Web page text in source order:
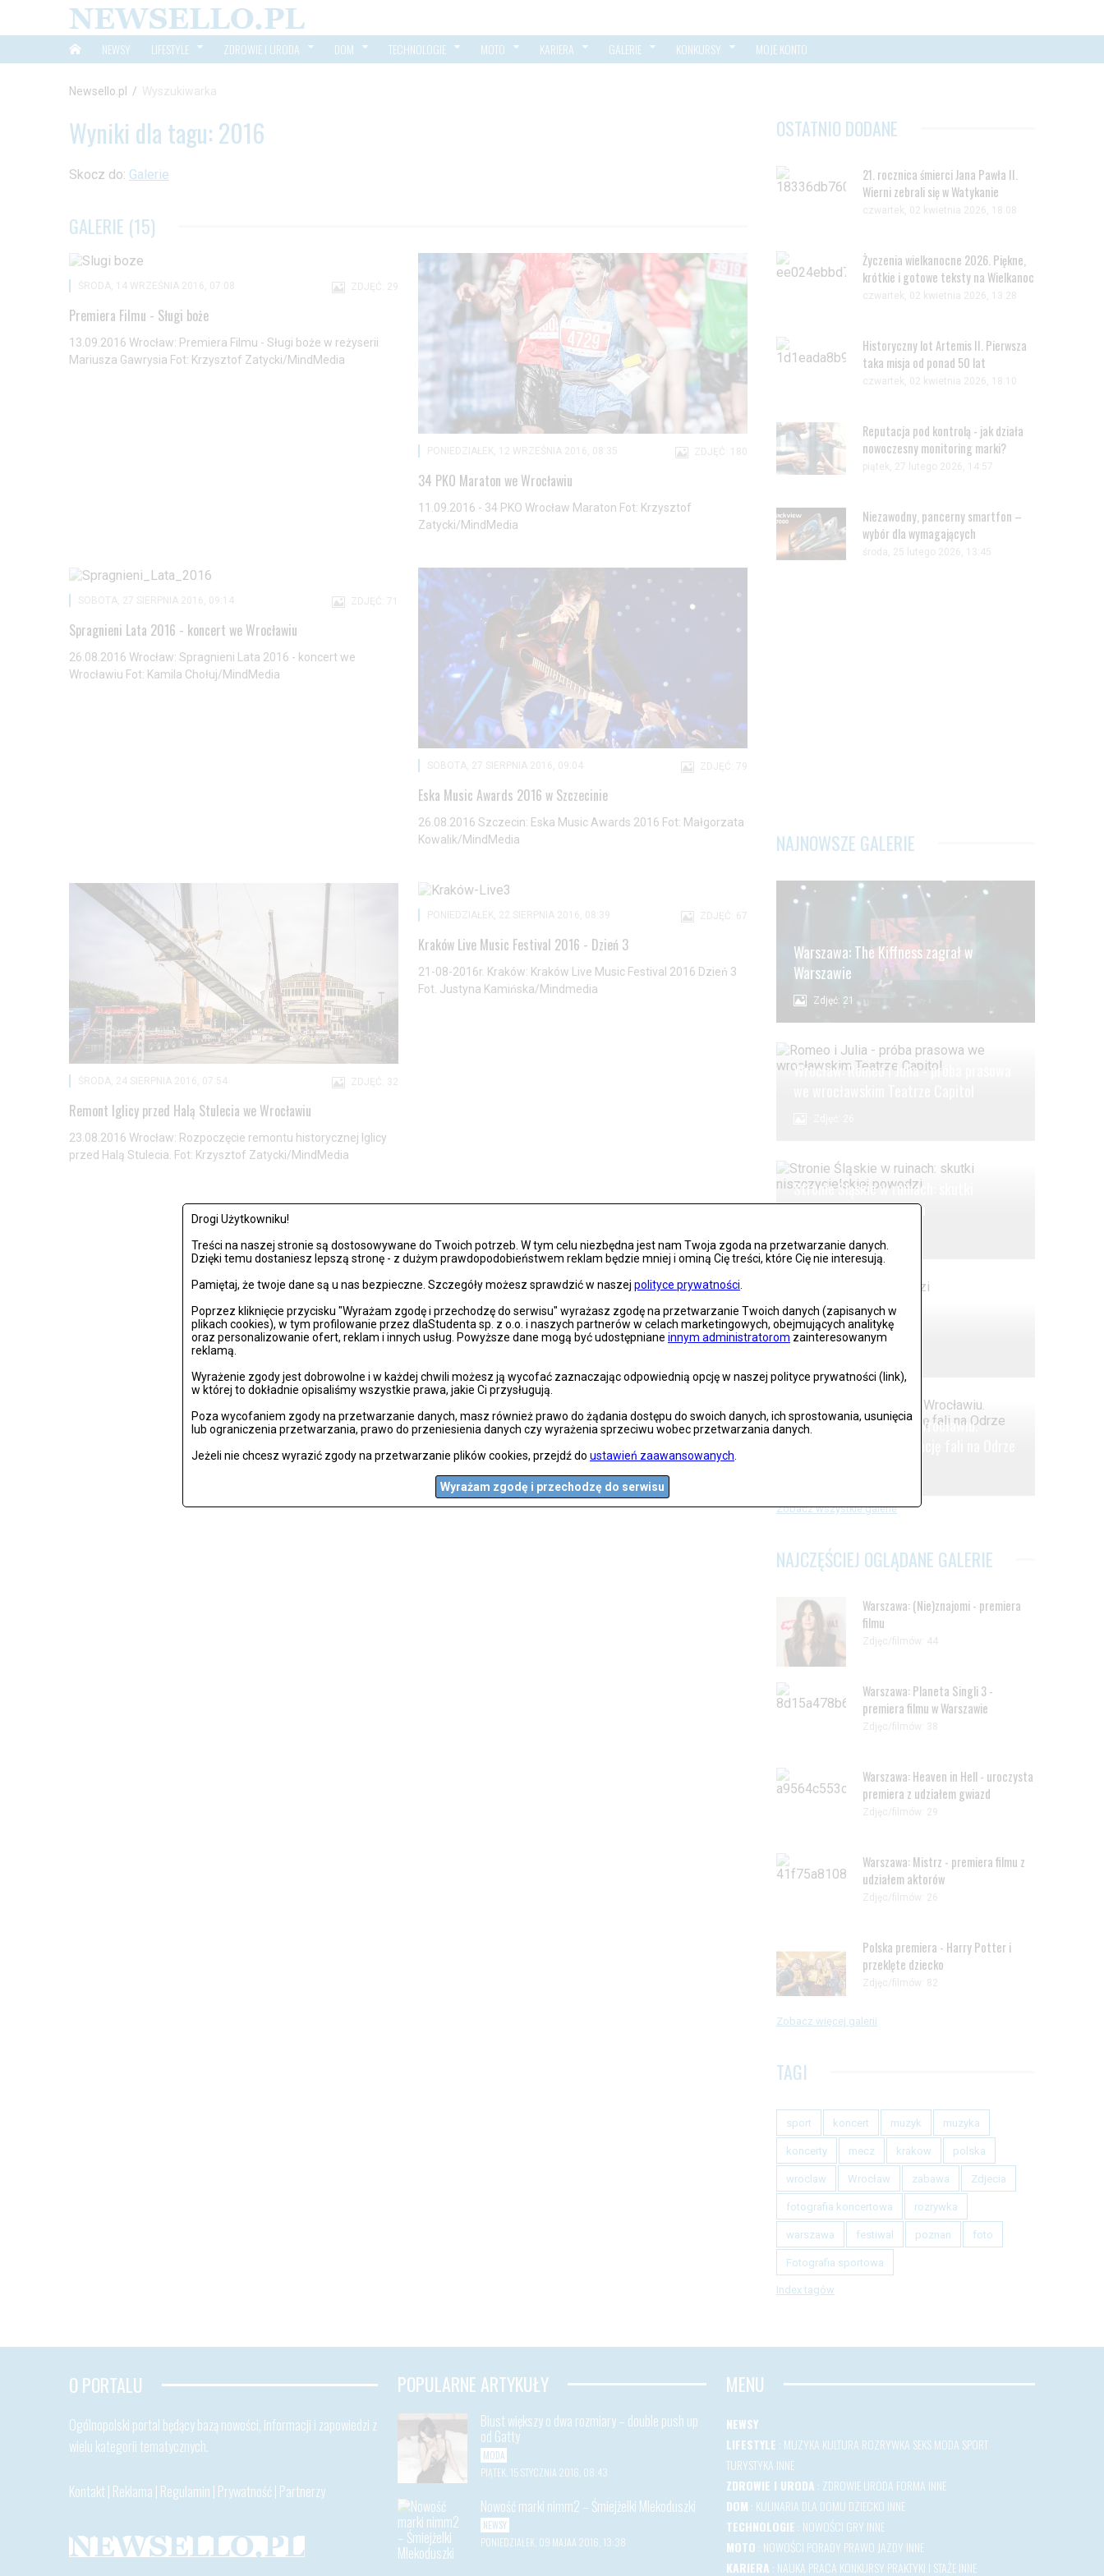
Drogi Użytkowniku!
Treści na naszej stronie są dostosowywane do Twoich potrzeb. W tym celu niezbędna jest nam Twoja zgoda na przetwarzanie danych.
Dzięki temu dostaniesz lepszą stronę - z dużym prawdopodobieństwem reklam będzie mniej i ominą Cię treści, które Cię nie interesują.
Pamiętaj, że twoje dane są u nas bezpieczne. Szczegóły możesz sprawdzić w naszej polityce prywatności
Poprzez kliknięcie przycisku "Wyrażam zgodę i przechodzę do serwisu" wyrażasz zgodę na przetwarzanie Twoich danych (zapisanych w
plikach cookies), w tym profilowanie przez dlaStudenta sp. z o.o. i naszych partnerów w celach marketingowych, obejmujących analitykę
oraz personalizowanie ofert, reklam i innych usług. Powyższe dane mogą być udostępniane innym administratorom zainteresowanym
reklamą.
Wyrażenie zgody jest dobrowolne i w każdej chwili możesz ją wycofać zaznaczając odpowiednią opcję w naszej polityce prywatności (link),
w której to dokładnie opisaliśmy wszystkie prawa, jakie Ci przysługują.
Poza wycofaniem zgody na przetwarzanie danych, masz również prawo do żądania dostępu do swoich danych, ich sprostowania, usunięcia
lub ograniczenia przetwarzania, prawo do przeniesienia danych czy wyrażenia sprzeciwu wobec przetwarzania danych.
Jeżeli nie chcesz wyrazić zgody na przetwarzanie plików cookies, przejdź do ustawień zaawansowanych
Wyrażam zgodę i przechodzę do serwisu
NEWSY LIFESTYLE ZDROWIE I URODA DOM TECHNOLOGIE MOTO KARIERA GALERIE KONKURSY MOJE KONTO
Newsello.pl / Wyszukiwarka
Wyniki dla tagu: 2016
Skocz do: Galerie
GALERIE (15)
ZDJĘĆ: 29
ŚRODA, 14 WRZEŚNIA 2016, 07:08
Premiera Filmu - Sługi boże
13.09.2016 Wrocław: Premiera Filmu - Sługi boże w reżyserii
Mariusza Gawrysia Fot: Krzysztof Zatycki/MindMedia
ZDJĘĆ: 180
PONIEDZIAŁEK, 12 WRZEŚNIA 2016, 08:35
34 PKO Maraton we Wrocławiu
11.09.2016 - 34 PKO Wrocław Maraton Fot: Krzysztof
Zatycki/MindMedia
ZDJĘĆ: 71
SOBOTA, 27 SIERPNIA 2016, 09:14
Spragnieni Lata 2016 - koncert we Wrocławiu
26.08.2016 Wrocław: Spragnieni Lata 2016 - koncert we
Wrocławiu Fot: Kamila Chołuj/MindMedia
ZDJĘĆ: 79
SOBOTA, 27 SIERPNIA 2016, 09:04
Eska Music Awards 2016 w Szczecinie
26.08.2016 Szczecin: Eska Music Awards 2016 Fot: Małgorzata
Kowalik/MindMedia
ZDJĘĆ: 32
ŚRODA, 24 SIERPNIA 2016, 07:54
Remont Iglicy przed Halą Stulecia we Wrocławiu
23.08.2016 Wrocław: Rozpoczęcie remontu historycznej Iglicy
przed Halą Stulecia. Fot: Krzysztof Zatycki/MindMedia
ZDJĘĆ: 67
PONIEDZIAŁEK, 22 SIERPNIA 2016, 08:39
Kraków Live Music Festival 2016 - Dzień 3
21-08-2016r. Kraków: Kraków Live Music Festival 2016 Dzień 3
Fot. Justyna Kamińska/Mindmedia
POKAŻ KOLEJNE WYNIKI
OSTATNIO DODANE
21. rocznica śmierci Jana Pawła II.
Wierni zebrali się w Watykanie
czwartek, 02 kwietnia 2026, 18:08
Życzenia wielkanocne 2026. Piękne,
krótkie i gotowe teksty na Wielkanoc
czwartek, 02 kwietnia 2026, 13:28
Historyczny lot Artemis II. Pierwsza
taka misja od ponad 50 lat
czwartek, 02 kwietnia 2026, 18:10
Reputacja pod kontrolą - jak działa
nowoczesny monitoring marki?
piątek, 27 lutego 2026, 14:57
Niezawodny, pancerny smartfon –
wybór dla wymagających
środa, 25 lutego 2026, 13:45
NAJNOWSZE GALERIE
Warszawa: The Kiffness zagrał w
Warszawie
Zdjęć: 21
Wrocław: Romeo i Julia - próba prasowa
Stronie Śląskie w ruinach: skutki
niszczycielskiej powodzi
Lądek Zdrój po powodzi
Alarm powodziowy we Wrocławiu.
Zobacz wszystkie galerie
NAJCZĘŚCIEJ OGLĄDANE GALERIE
Warszawa: (Nie)znajomi - premiera
filmu
Zdjęc/filmów: 44
Warszawa: Planeta Singli 3 -
premiera filmu w Warszawie
Zdjęc/filmów: 38
Warszawa: Heaven in Hell - uroczysta
premiera z udziałem gwiazd
Zdjęc/filmów: 29
Warszawa: Mistrz - premiera filmu z
udziałem aktorów
Zdjęc/filmów: 26
Polska premiera - Harry Potter i
przeklęte dziecko
Zdjęc/filmów: 82
Zobacz więcej galerii
TAGI
sport koncert muzyk muzyka
koncerty mecz krakow polska
wroclaw Wrocław zabawa Zdjecia
fotografia koncertowa rozrywka
warszawa festiwal poznan foto
Fotografia sportowa
Index tagów
O PORTALU
Ogólnopolski portal będący bazą nowości, informacji i zapowiedzi z
wielu kategorii tematycznych.
Kontakt | Reklama | Regulamin | Prywatność| Partnerzy
POPULARNE ARTYKUŁY
Biust większy o dwa rozmiary – double push up
od Gatty
MODA
PIĄTEK, 15 STYCZNIA 2016, 08:43
Nowość marki nimm2 – Śmiejżelki Mlekoduszki
NEWSY
PONIEDZIAŁEK, 09 MAJAA 2016, 13:38
MENU
NEWSY
LIFESTYLE : MUZYKA KULTURA ROZRYWKA SEKSMODA SPORT
TURYSTYKA INNE
ZDROWIE I URODA : ZDROWIEURODA FORMA INNE
DOM : KULINARIA DLA DOMU DZIECKO INNE
TECHNOLOGIE : NOWOŚCI GRY INNE
MOTO : NOWOŚCI PORADY PRAWO JAZDY INNE
KARIERA : NAUKA PRACA KONKURSY PRAKTYKI I STAŻEINNE